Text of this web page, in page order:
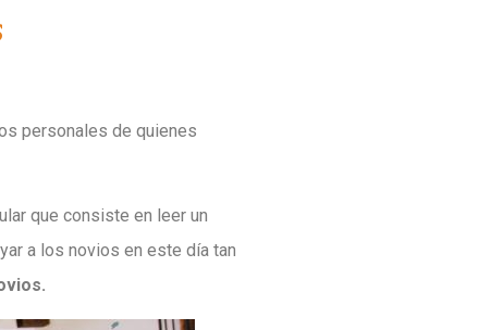
personales de quienes
que consiste en leer un
a los novios en este día tan